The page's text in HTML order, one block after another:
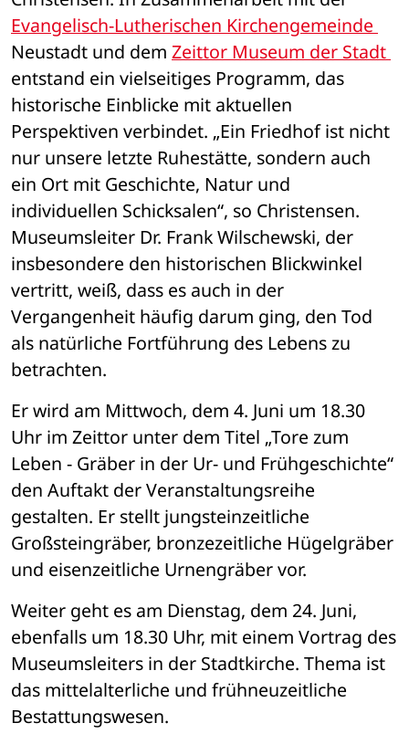
Neustadt und dem
entstand ein vielseitiges Programm, das
historische Einblicke mit aktuellen
Perspektiven verbindet. „Ein Friedhof ist nicht
nur unsere letzte Ruhestätte, sondern auch
ein Ort mit Geschichte, Natur und
individuellen Schicksalen“, so Christensen.
Museumsleiter Dr. Frank Wilschewski, der
insbesondere den historischen Blickwinkel
vertritt, weiß, dass es auch in der
Vergangenheit häufig darum ging, den Tod
als natürliche Fortführung des Lebens zu
betrachten.
Er wird am Mittwoch, dem 4. Juni um 18.30
Uhr im Zeittor unter dem Titel „Tore zum
Leben - Gräber in der Ur- und Frühgeschichte“
den Auftakt der Veranstaltungsreihe
gestalten. Er stellt jungsteinzeitliche
Großsteingräber, bronzezeitliche Hügelgräber
und eisenzeitliche Urnengräber vor.
Weiter geht es am Dienstag, dem 24. Juni,
ebenfalls um 18.30 Uhr, mit einem Vortrag des
Museumsleiters in der Stadtkirche. Thema ist
das mittelalterliche und frühneuzeitliche
Bestattungswesen.